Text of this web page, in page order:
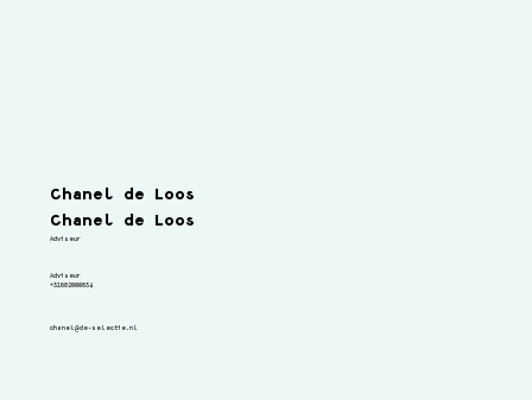
Lorem ipsum dolor sit amet, consectetuer adipiscing elit.
Chanel de Loos
Adviseur
Adviseur
Chanel de Loos
chanel@de-selectie.nl
+31682000834